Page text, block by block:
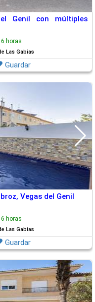
Genil con múltiples
6 horas
Las Gabias
Guardar
Vegas del Genil
6 horas
Las Gabias
Guardar